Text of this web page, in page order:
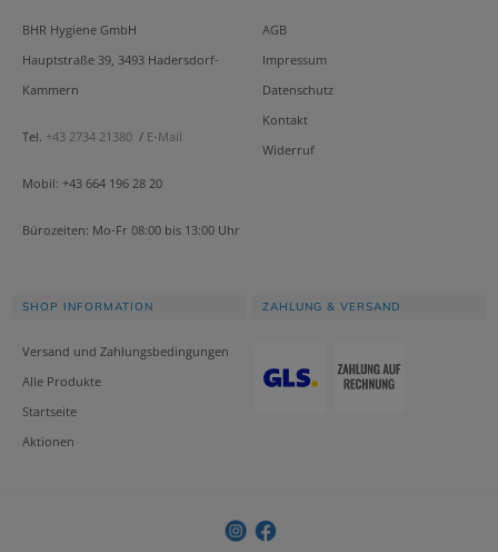
BHR Hygiene GmbH
Hauptstraße 39, 3493 Hadersdorf-
Kammern
Tel. +43 2734 21380 / E-Mail
Mobil: +43 664 196 28 20
Bürozeiten: Mo-Fr 08:00 bis 13:00 Uhr
AGB
Impressum
Datenschutz
Kontakt
Widerruf
SHOP INFORMATION
Versand und Zahlungsbedingungen
Alle Produkte
Startseite
Aktionen
ZAHLUNG & VERSAND